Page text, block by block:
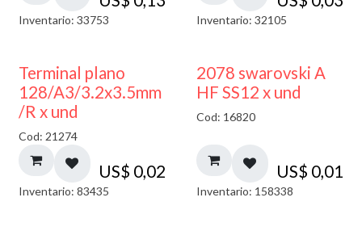
Inventario: 33753 Inventario: 32105
Terminal plano
128/A3/3.2x3.5mm
/R x und
Cod: 21274
US$ 0,02
Inventario: 83435
2078 swarovski A
HF SS12 x und
Cod: 16820
US$ 0,01
Inventario: 158338